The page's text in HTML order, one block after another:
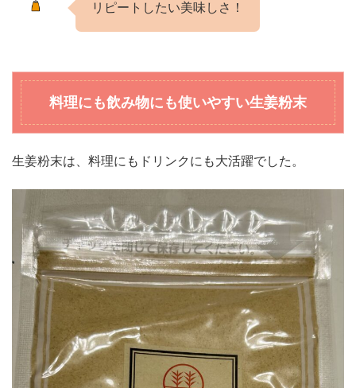
リピートしたい美味しさ！
料理にも飲み物にも使いやすい生姜粉末
生姜粉末は、料理にもドリンクにも大活躍でした。